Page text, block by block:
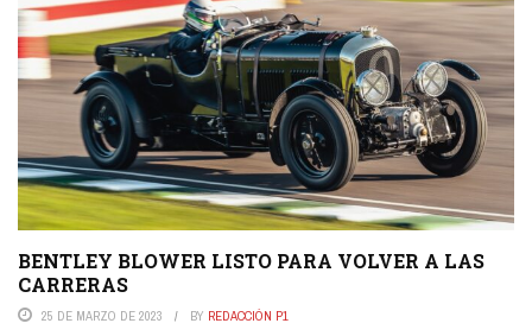
BENTLEY BLOWER LISTO PARA VOLVER A LAS
CARRERAS
25 DE MARZO DE 2023 BY REDACCIÓN P1